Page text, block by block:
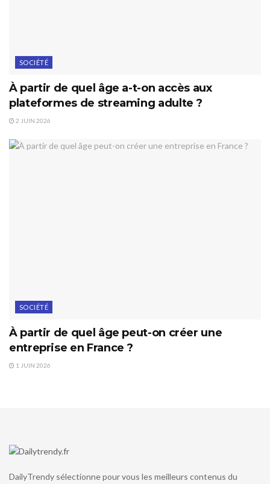
SOCIÉTÉ
À partir de quel âge a-t-on accès aux
plateformes de streaming adulte ?
2 JUIN 2026
SOCIÉTÉ
À partir de quel âge peut-on créer une
entreprise en France ?
1 JUIN 2026
DailyTrendy sélectionne pour vous les meilleurs contenus du